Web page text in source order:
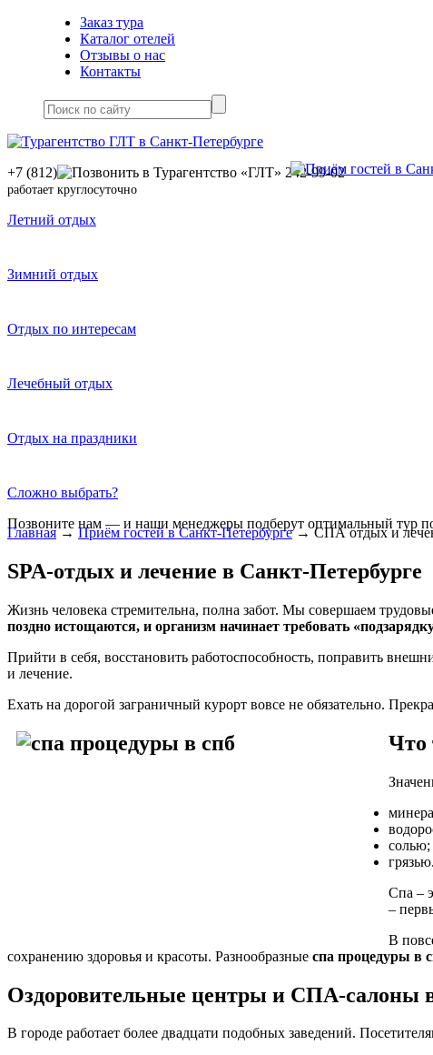
Заказ тура
Каталог отелей
Отзывы о нас
Контакты
+7 (812) 242-99-02
работает круглосуточно
Летний отдых
Зимний отдых
Отдых по интересам
Лечебный отдых
Отдых на праздники
Сложно выбрать?
Позвоните нам — и наши менеджеры подберут оптимальный тур
Главная→ Приём гостей в Санкт-Петербурге→СПА отдых и
SPA-отдых и лечение в Санкт-Петербурге
Жизнь человека стремительна, полна забот. Мы совершаем
поздно истощаются, и организм начинает требовать
Прийти в себя, восстановить работоспособность, поправить
и лечение.
Ехать на дорогой заграничный курорт вовсе не обязательно.
Что
солью;
грязью.
Спа –
–
В
сохранению здоровья и красоты. Разнообразные спа процедуры в
Оздоровительные центры и СПА-салоны в
В городе работает более двадцати подобных заведений.